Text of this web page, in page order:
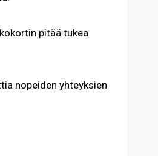
pitää tukea
nopeiden yhteyksien